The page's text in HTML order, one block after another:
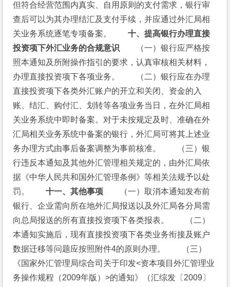
但符合经营范围内真实、自用原则的支付需求，银行审
查后可以为其办理结汇及支付手续，并应通过外汇局相
关业务系统逐笔专项备案。 十、提高银行办理直接
投资项下外汇业务的合规意识 （一）银行应严格按
照本通知及所附操作指引的要求，认真审核相关材料，
办理直接投资项下各项业务。　　（二）银行应在办理
直接投资项下各类外汇账户的开立和关闭、资金的入
账、结汇、购付汇、划转等各项业务当日，在外汇局相
关业务系统中即时备案。对于未按规定及时、准确在外
汇局相关业务系统中备案的银行，外汇局可将其上述业
务办理方式由事后备案调整为事前核准。　　（三）银
行违反本通知及其他外汇管理相关规定的，由外汇局依
据《中华人民共和国外汇管理条例》等相关法规予以处
罚。 十一、其他事项 （一）取消本通知发布前
银行、企业需向所在地外汇局报送以及外汇局各分局需
向总局报送的所有直接投资项下各类报表。　　（二）
本通知实施后，现有直接投资项下各类业务衔接及账户
数据迁移等问题应按照附件4的原则办理。　　（三）
《国家外汇管理局综合司关于印发<资本项目外汇管理业
务操作规程（2009年版）>的通知》（汇综发〔2009〕